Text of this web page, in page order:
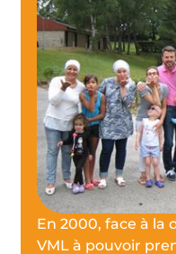
En 2000, face à la
VML à pouvoir